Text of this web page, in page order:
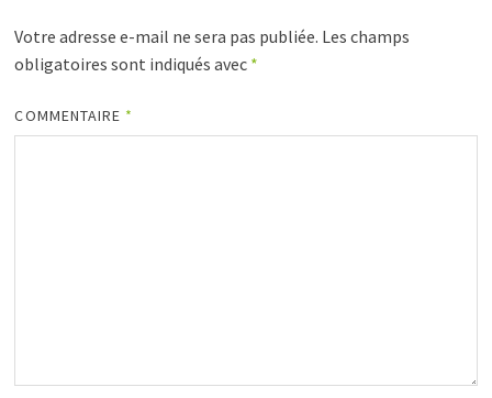
Votre adresse e-mail ne sera pas publiée. Les champs
obligatoires sont indiqués avec *
COMMENTAIRE *